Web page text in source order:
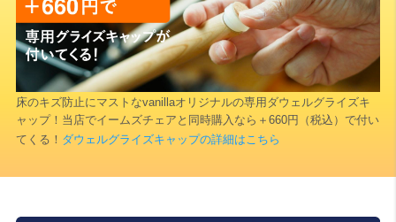
床のキズ防止にマストなvanillaオリジナルの専用ダウェルグライズキ
ャップ！当店でイームズチェアと同時購入なら＋660円（税込）で付い
てくる！ ダウェルグライズキャップの詳細はこちら